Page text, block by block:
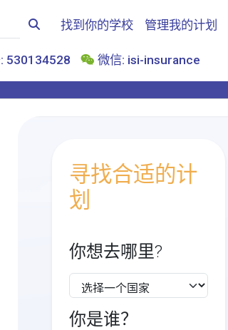
找到你的学校 管理我的计划
530134528 微信: isi-insurance
寻找合适的计
划
你想去哪里?
你是谁？